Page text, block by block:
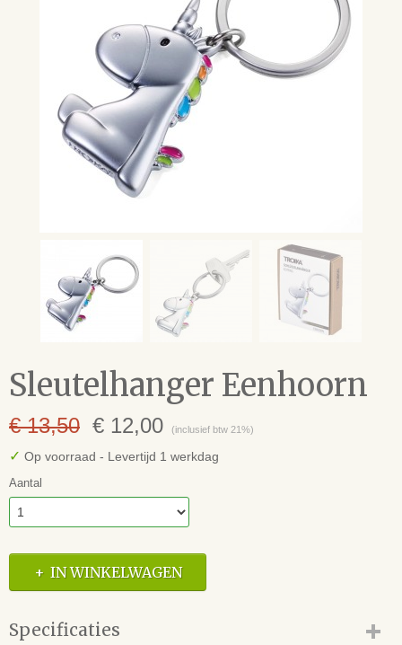
Sleutelhanger Eenhoorn
€ 13,50 € 12,00 (inclusief btw 21%)
✓ Op voorraad - Levertijd 1 werkdag
Aantal
IN WINKELWAGEN
Specificaties